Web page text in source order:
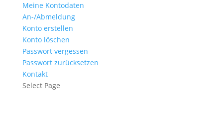
Meine Kontodaten
An-/Abmeldung
Konto erstellen
Konto löschen
Passwort vergessen
Passwort zurücksetzen
Kontakt
Select Page